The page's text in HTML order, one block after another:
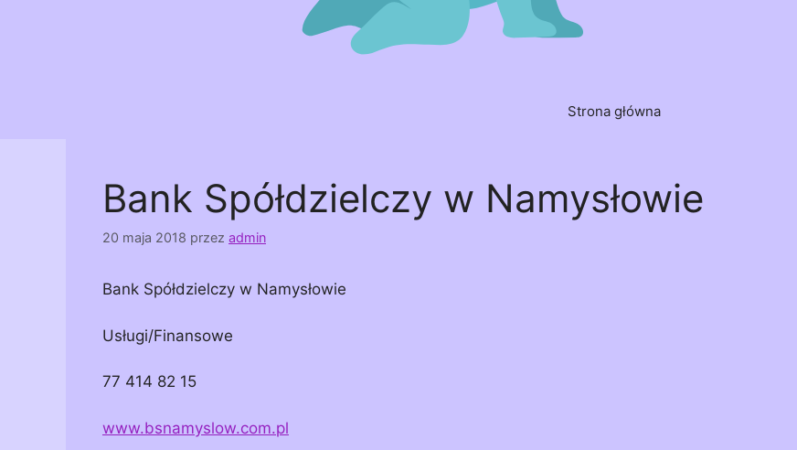
Strona główna
Bank Spółdzielczy w Namysłowie
20 maja 2018 przez admin
Bank Spółdzielczy w Namysłowie
Usługi/Finansowe
77 414 82 15
www.bsnamyslow.com.pl